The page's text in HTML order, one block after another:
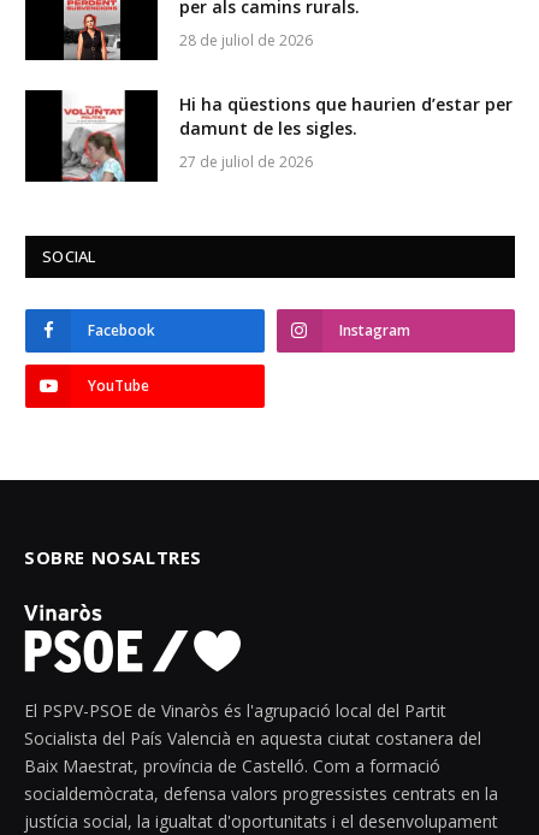
per als camins rurals.
28 de juliol de 2026
Hi ha qüestions que haurien d’estar per
damunt de les sigles.
27 de juliol de 2026
SOCIAL
Facebook Instagram
YouTube
SOBRE NOSALTRES
El PSPV-PSOE de Vinaròs és l'agrupació local del Partit
Socialista del País Valencià en aquesta ciutat costanera del
Baix Maestrat, província de Castelló. Com a formació
socialdemòcrata, defensa valors progressistes centrats en la
justícia social, la igualtat d'oportunitats i el desenvolupament